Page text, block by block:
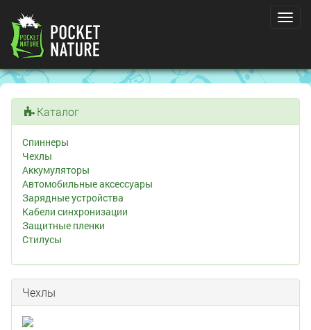
Каталог
Спиннеры
Чехлы
Аккумуляторы
Автомобильные аксессуары
Зарядные устройства
Кабели синхронизации
Защитные пленки
Стилусы
Чехлы